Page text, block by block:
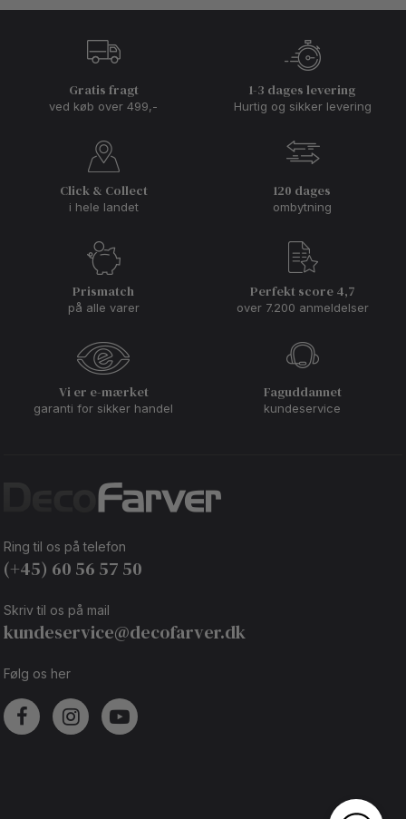
Gratis fragt
ved køb over 499,-
1-3 dages levering
Hurtig og sikker levering
Click & Collect
i hele landet
120 dages
ombytning
Prismatch
på alle varer
Perfekt score 4,7
over 7.200 anmeldelser
Vi er e-mærket
garanti for sikker handel
Faguddannet
kundeservice
Ring til os på telefon
(+45) 60 56 57 50
Skriv til os på mail
kundeservice@decofarver.dk
Følg os her